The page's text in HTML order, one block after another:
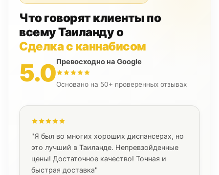
Что говорят клиенты по
всему Таиланду о
Сделка с каннабисом
5.0Превосходно на Google
Основано на 50+ проверенных отзывах
"Я был во многих хороших диспансерах, но
это лучший в Таиланде. Непревзойденные
цены! Достаточное качество! Точная и
быстрая доставка"